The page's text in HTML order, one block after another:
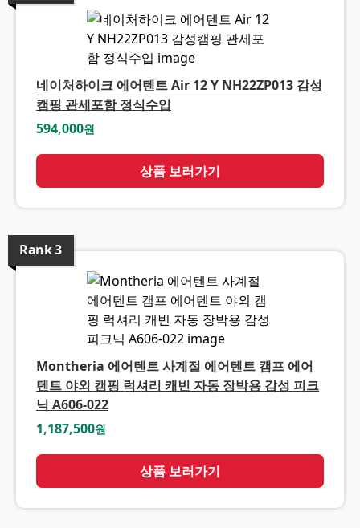
네이처하이크 에어텐트 Air 12 Y NH22ZP013 감성
캠핑 관세포함 정식수입
594,000원
상품 보러가기
Rank3
Montheria 에어텐트 사계절 에어텐트 캠프 에어
텐트 야외 캠핑 럭셔리 캐빈 자동 장박용 감성 피크
닉 A606-022
1,187,500원
상품 보러가기